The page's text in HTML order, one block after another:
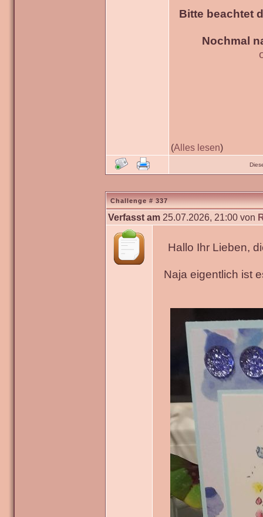
Bitte beachtet
Nochmal
(Alles lesen)
Challenge # 337
Verfasst am 25.07.2026, 21:00 von
Hallo Ihr Lieben,
Naja eigentlich ist